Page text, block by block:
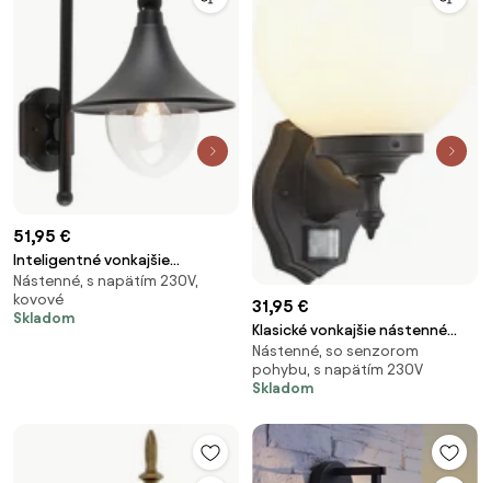
51,95 €
Inteligentné vonkajšie
nástenné svietidlo čierne IP44
vrátane Wifi A60 - Daphne
Nástenné, s napätím 230V,
kovové
Skladom
31,95 €
Klasické vonkajšie nástenné
svietidlo čierne s opálovým
sklom IP44 so snímačom
pohybu - Champs
Nástenné, so senzorom
pohybu, s napätím 230V
Skladom